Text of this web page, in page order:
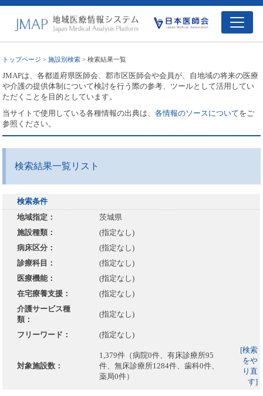
トップページ >施設別検索 > 検索結果一覧
JMAPは、各都道府県医師会、郡市区医師会や会員が、自地域の将来の医療
や介護の提供体制について検討を行う際の参考、ツールとして活用してい
ただくことを目的としています。
当サイトで使用している各種情報の出典は、各情報のソースについてをご
参照ください。
検索結果一覧リスト
検索条件
地域指定：
茨城県
施設種類：
(指定なし)
病床区分：
(指定なし)
診療科目：
(指定なし)
医療機能：
(指定なし)
在宅療養支援：
(指定なし)
介護サービス種
類：
(指定なし)
フリーワード： (指定なし)
対象施設数：
1,379件（病院0件、有床診療所95
件、無床診療所1284件、歯科0件、
薬局0件）
[検索
をや
り直
す]